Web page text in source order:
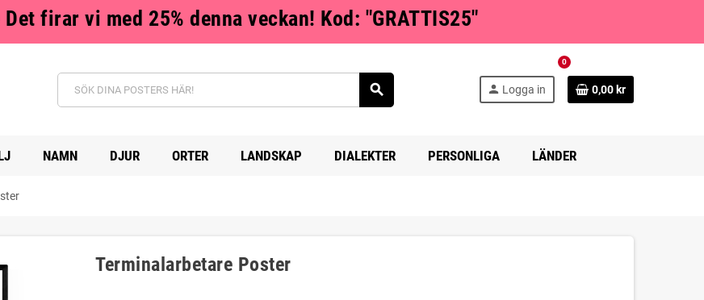
firar vi med 25% denna veckan! Kod: "GRATTIS25"
search person Logga in
0
0,00 kr
NAMN DJUR ORTER LANDSKAP DIALEKTER PERSONLIGA LÄNDER
Terminalarbetare Poster